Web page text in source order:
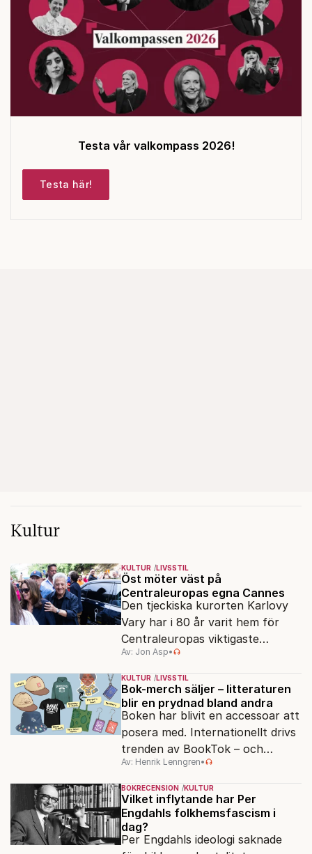
Testa vår valkompass 2026!
Testa här!
Kultur
KULTUR LIVSSTIL
Öst möter väst på
Centraleuropas egna Cannes
Den tjeckiska kurorten Karlovy
Vary har i 80 år varit hem för
Centraleuropas viktigaste
filmfestival – en plats där
Hollywoodglans möter
egensinnighet.
Av: Jon Asp•
KULTUR LIVSSTIL
Bok-merch säljer – litteraturen
blir en prydnad bland andra
Boken har blivit en accessoar att
posera med. Internationellt drivs
trenden av BookTok – och
förlagen följer efter.
Av: Henrik Lenngren•
BOKRECENSION KULTUR
Vilket inflytande har Per
Engdahls folkhemsfascism i
dag?
Per Engdahls ideologi saknade